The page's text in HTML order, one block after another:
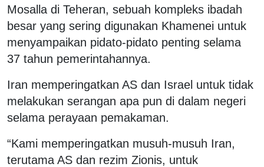
Mosalla di Teheran, sebuah kompleks ibadah
besar yang sering digunakan Khamenei untuk
menyampaikan pidato-pidato penting selama
37 tahun pemerintahannya.
Iran memperingatkan AS dan Israel untuk tidak
melakukan serangan apa pun di dalam negeri
selama perayaan pemakaman.
“Kami memperingatkan musuh-musuh Iran,
terutama AS dan rezim Zionis, untuk